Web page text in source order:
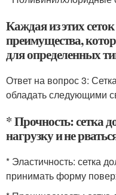
Каждая из этих
преимущества,
для определенных
Ответ на вопрос 3:
обладать следующими
* Прочность: сетка
нагрузку и не
* Эластичность: сетка
принимать форму